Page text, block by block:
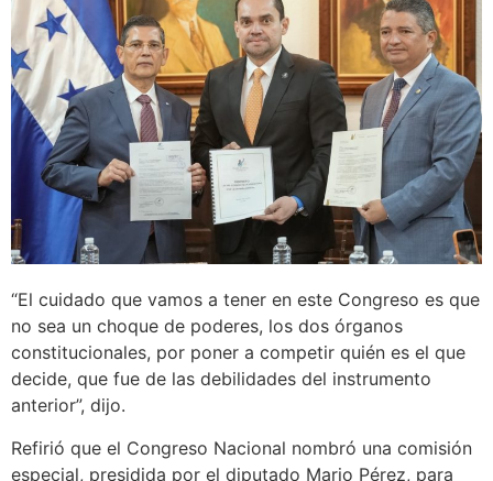
“El cuidado que vamos a tener en este Congreso es que
no sea un choque de poderes, los dos órganos
constitucionales, por poner a competir quién es el que
decide, que fue de las debilidades del instrumento
anterior”, dijo.
Refirió que el Congreso Nacional nombró una comisión
especial, presidida por el diputado Mario Pérez, para